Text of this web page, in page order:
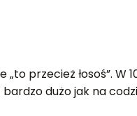
przecież łosoś”. W
bardzo dużo jak na